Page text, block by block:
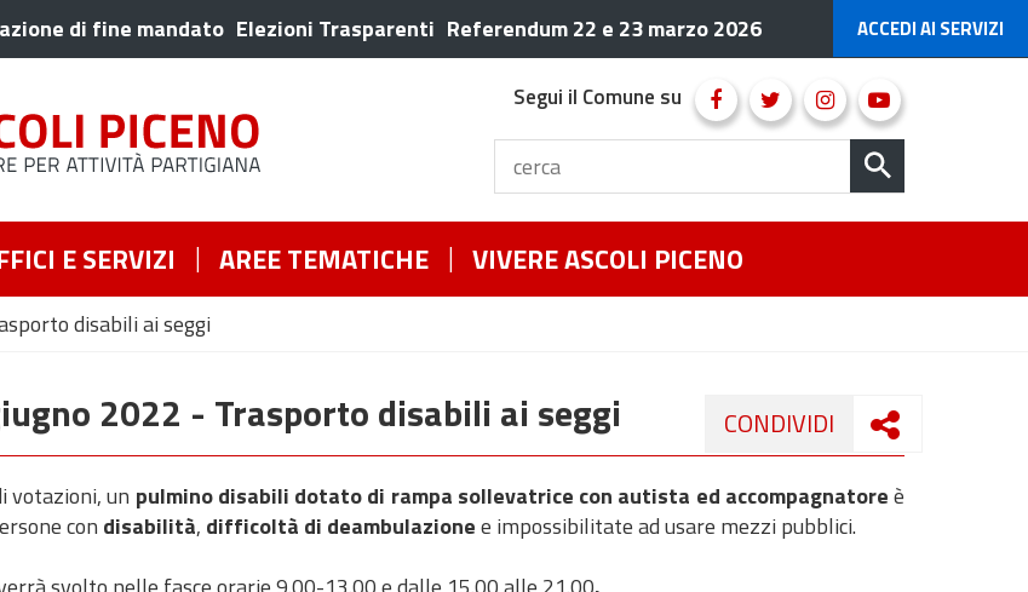
di fine mandato Elezioni Trasparenti Referendum 22 e 23 marzo 2026 ACCEDI AI SERVIZI
Segui il Comune su
E SERVIZI AREE TEMATICHE VIVERE ASCOLI PICENO
disabili ai seggi
CONDIVIDI
2022 - Trasporto disabili ai seggi
votazioni, un pulmino disabili dotato di rampa sollevatrice con autista ed accompagnatoreè
con disabilità, difficoltà di deambulazionee impossibilitate ad usare mezzi pubblici.